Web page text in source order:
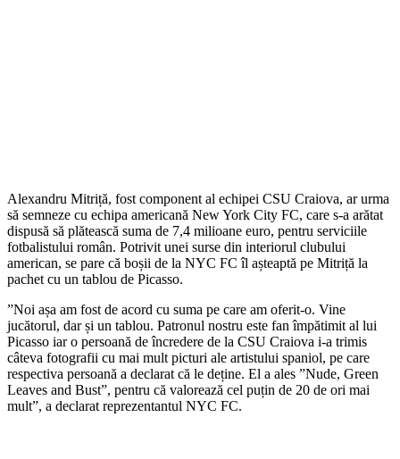
Alexandru Mitriță, fost component al echipei CSU Craiova, ar urma
să semneze cu echipa americană New York City FC, care s-a arătat
dispusă să plătească suma de 7,4 milioane euro, pentru serviciile
fotbalistului român. Potrivit unei surse din interiorul clubului
american, se pare că boșii de la NYC FC îl așteaptă pe Mitriță la
pachet cu un tablou de Picasso.
”Noi așa am fost de acord cu suma pe care am oferit-o. Vine
jucătorul, dar și un tablou. Patronul nostru este fan împătimit al lui
Picasso iar o persoană de încredere de la CSU Craiova i-a trimis
câteva fotografii cu mai mult picturi ale artistului spaniol, pe care
respectiva persoană a declarat că le deține. El a ales ”Nude, Green
Leaves and Bust”, pentru că valorează cel puțin de 20 de ori mai
mult”, a declarat reprezentantul NYC FC.